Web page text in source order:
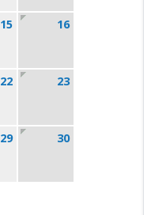
15 16
22 23
29 30